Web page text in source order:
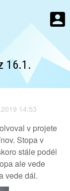
16.1.
14:53
v projete
Stopa v
stále podél
ale vede
vede dál.